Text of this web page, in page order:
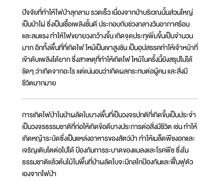
ปัจจัยที่ทำให้ไฟป่าลุกลาม รวดเร็ว เนื่องจากป่าบริเวณนั้นส่วนใหญ่
เป็นป่าไผ่ ซึ่งเป็นเชื้อเพลิงชั้นดี ประกอบกับช่วงกลางวันอากาศร้อน
และลมแรง ทำให้ไฟขยายวงกว้างขึ้น เกิดจุดประทุเพิ่มขึ้นเป็นจำนวน
มาก อีกทั้งพื้นที่ที่เกิดไฟไหม้เป็นเขาสูงชัน เป็นอุปสรรคทำให้เจ้าหน้าที่
เข้าดับเพลิงได้ยาก ซึ่งสาเหตุที่ทำให้เกิดไฟไหม้ในครั้งนี้ยังสรุปไม่ได้
ชัดๆ ว่าเกิดจากอะไร แต่แน่นอนว่าเกิดผลกระทบต่อผู้คน และสิ่งมี
ชีวิตมากมาย
การเกิดไฟป่าในป่าผลัดใบบางพื้นที่เป็นวงจรปกติที่เกิดขึ้นเป็นประจำ
เป็นวงจรธรรมชาติที่ก่อให้เกิดข้อดีบางประการต่อสิ่งมีชีวิต เช่น ทำให้
เกิดหญ้าระบัดซึ่งเป็นแหล่งอาหารของสัตว์ป่า ทำให้เมล็ดพืชงอกและ
เจริญเติบโตต่อไปได้ ป้องกันการระบาดของแมลงและโรคพืช ซึ่งใน
ธรรมชาติแล้วต้นไม้ในพื้นที่ป่าผลัดใบจะมีกลไกป้องกันและฟื้นฟูตัว
เองจากไฟป่า